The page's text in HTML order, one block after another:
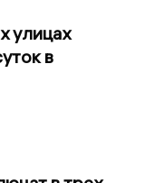
улицах
в